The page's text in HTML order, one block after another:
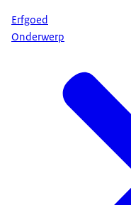
Erfgoed
Onderwerp